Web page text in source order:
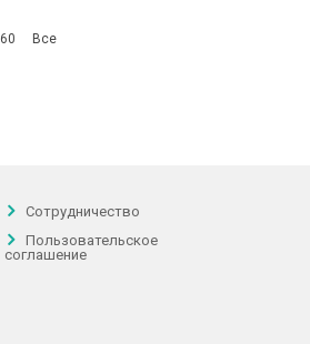
60 Все
Сотрудничество
Пользовательское
соглашение